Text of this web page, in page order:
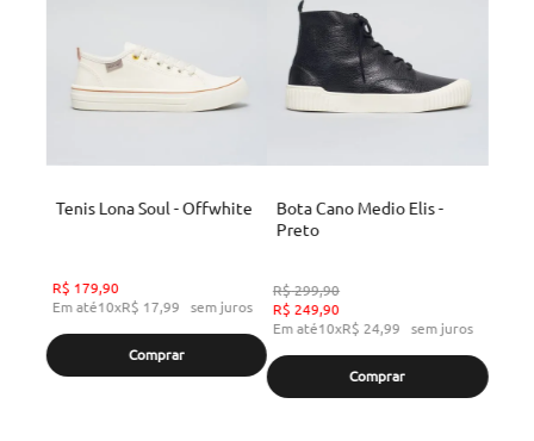
Tenis Lona Soul - Offwhite
R$ 179,90
Em até10xR$ 17,99 sem juros
Comprar
Bota Cano Medio Elis -
Preto
R$299,90
R$ 249,90
Em até10xR$ 24,99 sem juros
Comprar